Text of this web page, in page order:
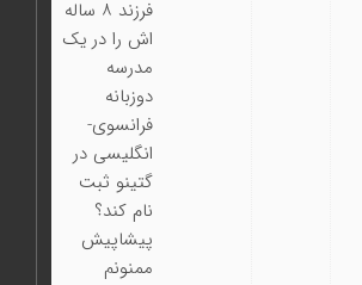
فرزند ۸ ساله
اش را در یک
مدرسه
دوزبانه
فرانسوی-
انگلیسی در
گتینو ثبت
نام کند؟
پیشاپیش
ممنونم